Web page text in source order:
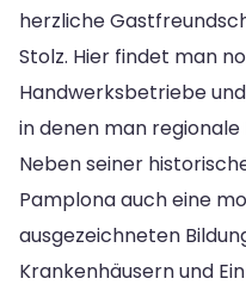
herzliche
Stolz. Hier findet man
Handwerksbetriebe
in denen man
Neben seiner
Pamplona auch eine
ausgezeichneten
Krankenhäusern und